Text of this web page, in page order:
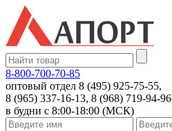
8-800-700-70-85
оптовый отдел 8 (495) 925-75-55,
8 (965) 337-16-13, 8 (968) 719-94-96
в будни с 8:00-18:00 (МСК)